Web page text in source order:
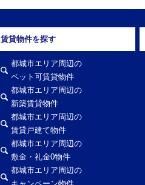
賃貸物件を探す
都城市エリア周辺の
ペット可賃貸物件
都城市エリア周辺の
新築賃貸物件
都城市エリア周辺の
賃貸戸建て物件
都城市エリア周辺の
敷金・礼金0物件
都城市エリア周辺の